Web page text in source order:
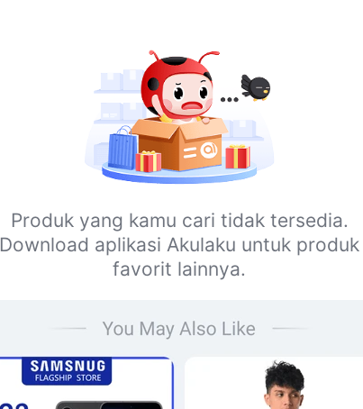
Produk yang kamu cari tidak tersedia.
Download aplikasi Akulaku untuk produk
favorit lainnya.